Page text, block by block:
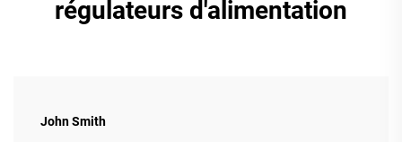
régulateurs d'alimentation
John Smith